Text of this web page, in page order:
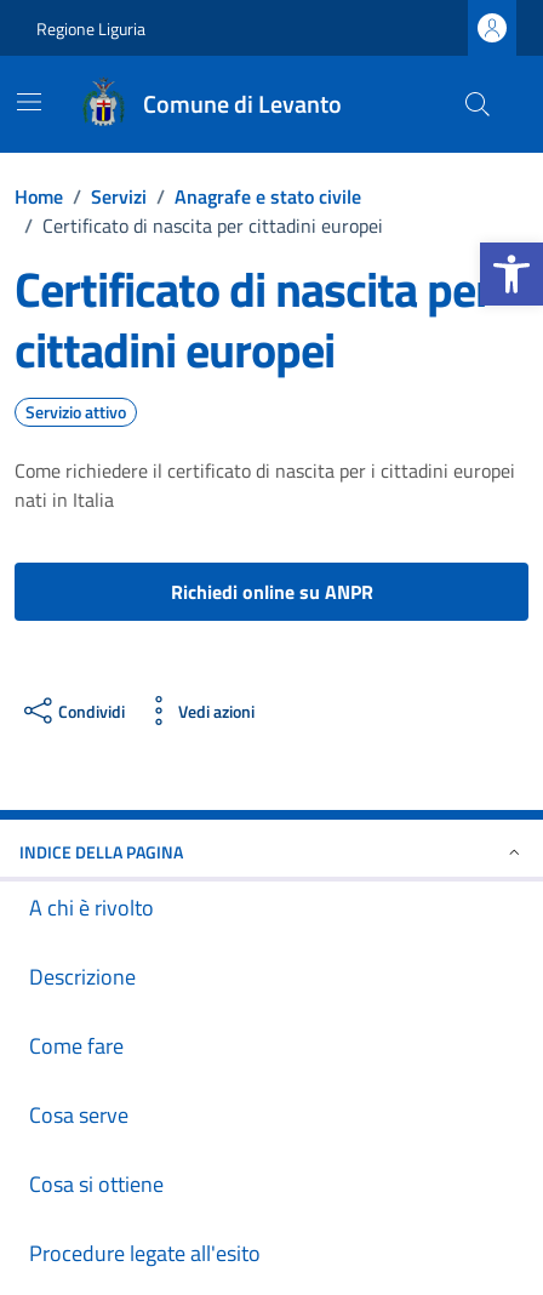
Apri la
Regione Liguria
Comune di Levanto
Home / Servizi / Anagrafe e stato civile
/ Certificato di nascita per cittadini europei
Certificato di nascita per
cittadini europei
Servizio attivo
Come richiedere il certificato di nascita per i cittadini europei
nati in Italia
Richiedi online su ANPR
Condividi Vedi azioni
INDICE DELLA PAGINA
A chi è rivolto
Descrizione
Come fare
Cosa serve
Cosa si ottiene
Procedure legate all'esito